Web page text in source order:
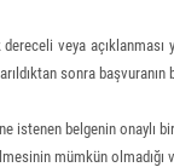
veya
sonra
istenen belgenin onaylı
mümkün